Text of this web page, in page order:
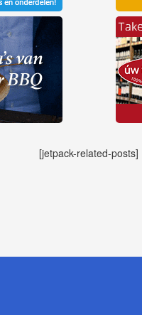
[jetpack-related-posts]